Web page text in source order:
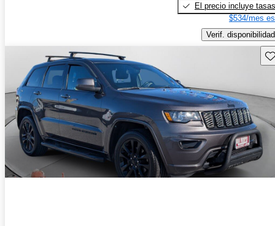
El precio incluye tasas
$534/mes
Verif. disponibilidad